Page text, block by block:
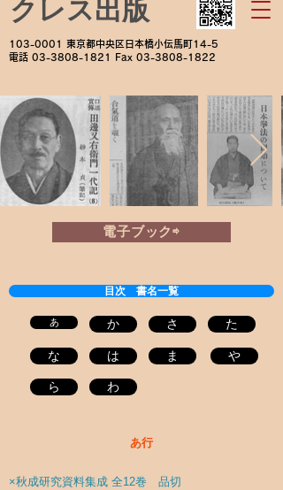
クレス出版
103-0001
東京都中央区日本橋小伝馬町14-5
電話 03-3808-1821 Fax 03-3808-1822
電子ブック⇨
目次 書名一覧
あ か さ た
な は ま や
ら わ
あ行
×秋成研究資料集成 全12巻 品切